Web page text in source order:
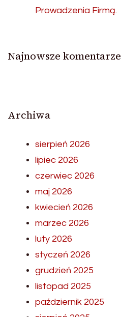
Prowadzenia Firmą.
Najnowsze komentarze
Archiwa
sierpień 2026
lipiec 2026
czerwiec 2026
maj 2026
kwiecień 2026
marzec 2026
luty 2026
styczeń 2026
grudzień 2025
listopad 2025
październik 2025